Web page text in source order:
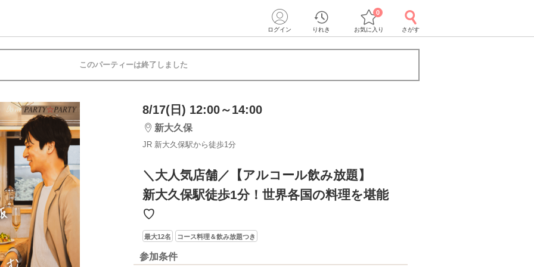
ログイン りれき お気に入り
0
さがす
このパーティーは終了しました
8/17(日) 12:00～14:00
新大久保
JR 新大久保駅から徒歩1分
＼大人気店舗／【アルコール飲み放題】
新大久保駅徒歩1分！世界各国の料理を堪能
♡
最大12名 コース料理＆飲み放題つき
参加条件